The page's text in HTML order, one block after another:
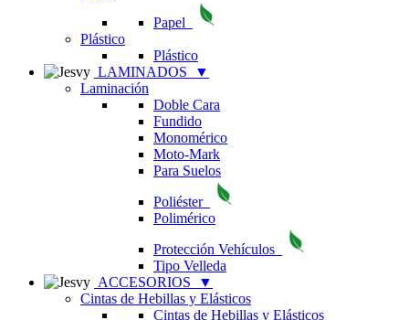
Papel
Plástico
Plástico
LAMINADOS
▼
Laminación
Doble Cara
Fundido
Monomérico
Moto-Mark
Para Suelos
Poliéster
Polimérico
Protección Vehículos
Tipo Velleda
ACCESORIOS
▼
Cintas de Hebillas y Elásticos
Cintas de Hebillas y Elásticos